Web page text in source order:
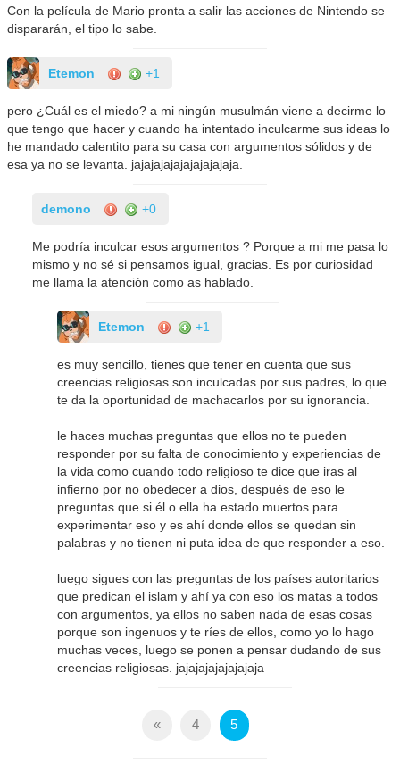
Con la película de Mario pronta a salir las acciones de Nintendo se
dispararán, el tipo lo sabe.
Etemon +1
pero ¿Cuál es el miedo? a mi ningún musulmán viene a decirme lo
que tengo que hacer y cuando ha intentado inculcarme sus ideas lo
he mandado calentito para su casa con argumentos sólidos y de
esa ya no se levanta. jajajajajajajajajajaja.
demono +0
Me podría inculcar esos argumentos ? Porque a mi me pasa lo
mismo y no sé si pensamos igual, gracias. Es por curiosidad
me llama la atención como as hablado.
Etemon +1
es muy sencillo, tienes que tener en cuenta que sus
creencias religiosas son inculcadas por sus padres, lo que
te da la oportunidad de machacarlos por su ignorancia.
le haces muchas preguntas que ellos no te pueden
responder por su falta de conocimiento y experiencias de
la vida como cuando todo religioso te dice que iras al
infierno por no obedecer a dios, después de eso le
preguntas que si él o ella ha estado muertos para
experimentar eso y es ahí donde ellos se quedan sin
palabras y no tienen ni puta idea de que responder a eso.
luego sigues con las preguntas de los países autoritarios
que predican el islam y ahí ya con eso los matas a todos
con argumentos, ya ellos no saben nada de esas cosas
porque son ingenuos y te ríes de ellos, como yo lo hago
muchas veces, luego se ponen a pensar dudando de sus
creencias religiosas. jajajajajajajajaja
« 4 5